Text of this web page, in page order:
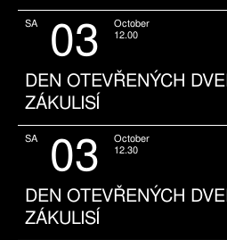
SA 03
October
12.00
DEN OTEVŘENÝCH
ZÁKULISÍ
SA 03
October
12.30
DEN OTEVŘENÝCH
ZÁKULISÍ